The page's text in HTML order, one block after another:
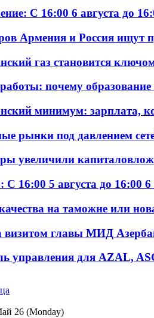
С 16:00 6 августа до
Армения и Россия ищут
газ становится
почему образование
минимум: зарплата,
рынки под давлением
увеличили
16:00 5 августа до 16:00 6
на таможне или
визитом главы МИД
управления для AZAL,
26 (Monday)